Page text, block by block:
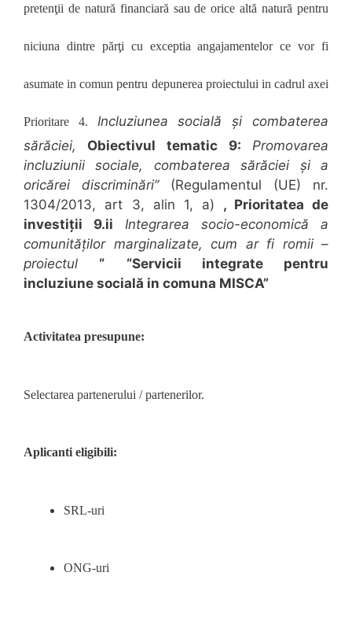
pretenţii de natură financiară sau de orice altă natură pentru
niciuna dintre părţi cu exceptia angajamentelor ce vor fi
asumate in comun pentru depunerea proiectului in cadrul axei
Prioritare 4. Incluziunea socială și combaterea
sărăciei, Obiectivul tematic 9: Promovarea
incluziunii sociale,
combaterea sărăciei și a
oricărei discriminări”(Regulamentul (UE) nr.
1304/2013, art 3, alin 1, a) , Prioritatea de
investiții 9.ii Integrarea socio-economică a
comunităților marginalizate, cum ar fi romii –
proiectul “
“Servicii integrate pentru
incluziune socială in comuna MISCA”
Activitatea presupune:
Selectarea partenerului / partenerilor.
Aplicanti eligibili:
SRL-uri
ONG-uri